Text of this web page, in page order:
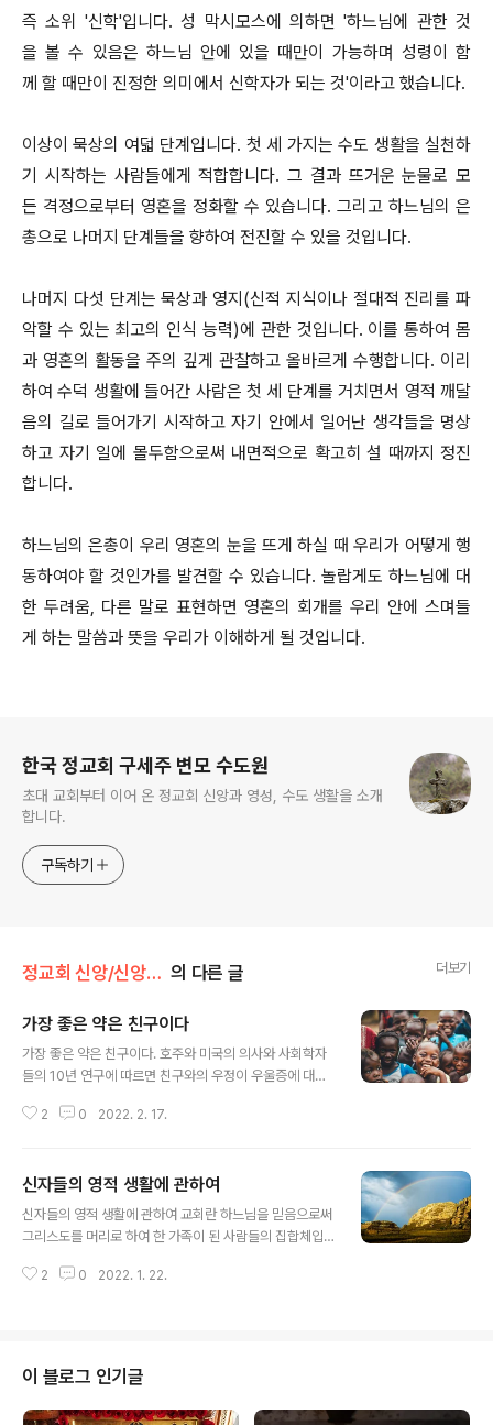
즉 소위 '신학'입니다. 성 막시모스에 의하면 '하느님에 관한 것
을 볼 수 있음은 하느님 안에 있을 때만이 가능하며 성령이 함
께 할 때만이 진정한 의미에서 신학자가 되는 것'이라고 했습니다.
이상이 묵상의 여덟 단계입니다. 첫 세 가지는 수도 생활을 실천하
기 시작하는 사람들에게 적합합니다. 그 결과 뜨거운 눈물로 모
든 격정으로부터 영혼을 정화할 수 있습니다. 그리고 하느님의 은
총으로 나머지 단계들을 향하여 전진할 수 있을 것입니다.
나머지 다섯 단계는 묵상과 영지(신적 지식이나 절대적 진리를 파
악할 수 있는 최고의 인식 능력)에 관한 것입니다. 이를 통하여 몸
과 영혼의 활동을 주의 깊게 관찰하고 올바르게 수행합니다. 이리
하여 수덕 생활에 들어간 사람은 첫 세 단계를 거치면서 영적 깨달
음의 길로 들어가기 시작하고 자기 안에서 일어난 생각들을 명상
하고 자기 일에 몰두함으로써 내면적으로 확고히 설 때까지 정진
합니다.
하느님의 은총이 우리 영혼의 눈을 뜨게 하실 때 우리가 어떻게 행
동하여야 할 것인가를 발견할 수 있습니다. 놀랍게도 하느님에 대
한 두려움, 다른 말로 표현하면 영혼의 회개를 우리 안에 스며들
게 하는 말씀과 뜻을 우리가 이해하게 될 것입니다.
한국 정교회 구세주 변모 수도원
초대 교회부터 이어 온 정교회 신앙과 영성, 수도 생활을 소개
합니다.
구독하기
정교회 신앙/신앙 탐구 의 다른 글 더보기
가장 좋은 약은 친구이다
가장 좋은 약은 친구이다. 호주와 미국의 의사와 사회학자
들의 10년 연구에 따르면 친구와의 우정이 우울증에 대항
ORK TIMES' 신문에 기사로 나왔습니다. 기사에 따르면
하고, 문제에 대해서 같이 이야기를 나누는 사람들은 결과
적으로 병에 대항하고 다른 사람들보다 더 빨리 회복한다
고 합니다. 학자들은 결론 짓기를 “끈끈한 우정이 있는 사
낀다."고 합니다.
2 0 2022. 2. 17.
신자들의 영적 생활에 관하여
신자들의 영적 생활에 관하여 교회란 하느님을 믿음으로써
그리스도를 머리로 하여 한 가족이 된 사람들의 집합체입
한 가정에는 부모와 자녀, 그리고 형제자매들이 구성원을
서가 있게 마련입니다. 그들에게 어떤 문제가 발생하면 모
두 참여하여 공동의 문제를 해결하기 위하여 의논하고 계
획을 짜고 실행에 옮겨 각기 서로 도우며 공동체를 이끌어
2 0 2022. 1. 22.
이 블로그 인기글